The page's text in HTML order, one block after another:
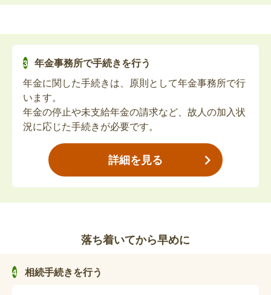
亡くなられた方が障害児福祉手当を受給していた場
払い分の手当があれば請求の手続きが必要です。未
故人の自立支援医療受給者証（更生医療・精
神通院・育成医療）の返還
亡くなられた方が自立支援医療受給者証をお持ちだ
った場合、死亡日をもって使用不可となります。自
立支援医療受給者証（更生医療・精神通院・育成医
療）を返却してください。
心身障害者扶養共済制度の死亡・重度障害届
出書、弔慰金請求書の提出（死亡関連手続
【年金を受給予定していた方が亡くなられた場合】
亡くなられた場合、弔慰金請求の手続きが必要とな
また、死亡診断書の原本は提出すると返却されない
ため、他の手続き用に「死亡診断書のコピー」を事
前にとっておくことをおすすめします。
多くの手続きでは、死亡の事実を証明する書類とし
てこのコピー（または戸籍謄本）が必要になりま
す。
年金事務所で手続きを行う
年金に関した手続きは、原則として年金事務所で行
います。
年金の停止や未支給年金の請求など、故人の加入状
況に応じた手続きが必要です。
詳細を見る
落ち着いてから早めに
相続手続きを行う